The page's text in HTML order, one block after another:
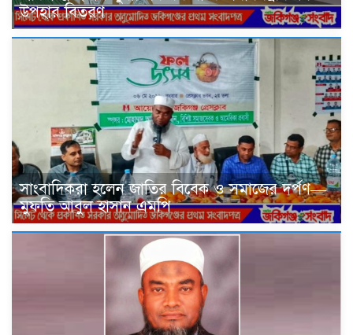
উপহার বিতরণ
সাংবাদিকরা হলেন জাতির বিবেক ও সমাজের দর্পণ—
মুফতি আবুল হাসান এমপি